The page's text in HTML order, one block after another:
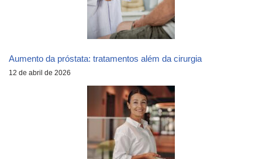
Aumento da próstata: tratamentos além da cirurgia
12 de abril de 2026